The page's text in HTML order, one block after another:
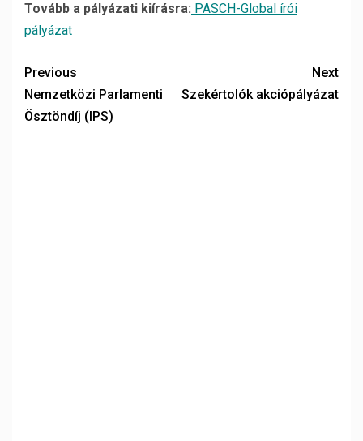
Tovább a pályázati kiírásra: PASCH-Global írói
pályázat
Previous
Nemzetközi Parlamenti
Ösztöndíj (IPS)
Next
Szekértolók akciópályázat